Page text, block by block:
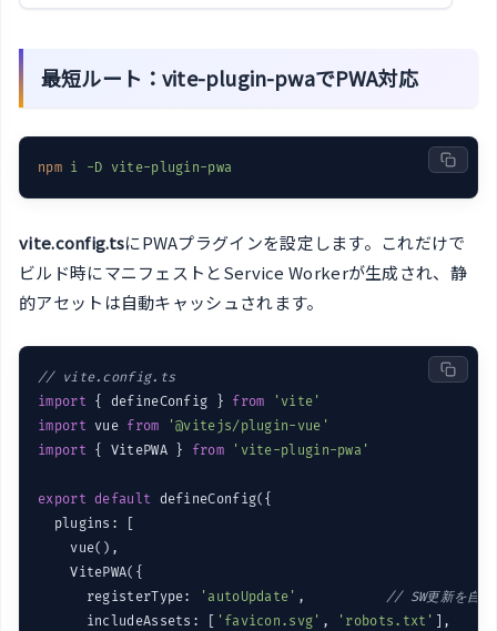
最短ルート：vite-plugin-pwaでPWA対応
npm i -D vite-plugin-pwa
vite.config.tsにPWAプラグインを設定します。これだけで
ビルド時にマニフェストとService Workerが生成され、静
的アセットは自動キャッシュされます。
// vite.config.ts
import { defineConfig } from
'vite'
import vue from
'@vitejs/plugin-vue'
import { VitePWA } from 'vite-plugin-pwa'
export default defineConfig({
  plugins: [
    vue(),
    VitePWA({
      registerType:
'autoUpdate' , // SW更新を自動
      includeAssets: [
'favicon.svg' , 'robots.txt'
],